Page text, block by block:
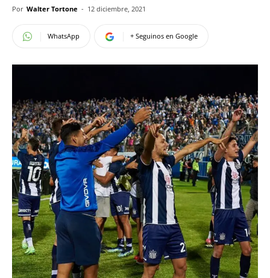
Por Walter Tortone - 12 diciembre, 2021
WhatsApp + Seguinos en Google